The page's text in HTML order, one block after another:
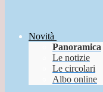
Novità
Panoramica
Le notizie
Le circolari
Albo online